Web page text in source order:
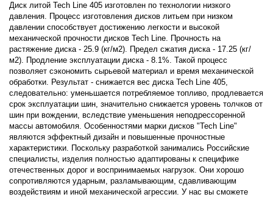
Диск литой Tech Line 405 изготовлен по технологии низкого
давления. Процесс изготовления дисков литьем при низком
давлении способствует достижению легкости и высокой
механической прочности дисков Tech Line. Прочность на
растяжение диска - 25.9 (кг/м2). Предел сжатия диска - 17.25 (кг/
м2). Продление эксплуатации диска - 8.1%. Такой процесс
позволяет сэкономить сырьевой материал и время механической
обработки. Результат - снижается вес диска Tech Line 405,
следовательно: уменьшается потребляемое топливо, продлевается
срок эксплуатации шин, значительно снижается уровень толчков от
шин при вождении, вследствие уменьшения неподрессоренной
массы автомобиля. Особенностями марки дисков "Tech Line"
являются эффектный дизайн и повышенные прочностные
характеристики. Поскольку разработкой занимались Российские
специалисты, изделия полностью адаптированы к специфике
отечественных дорог и воспринимаемых нагрузок. Они хорошо
сопротивляются ударным, разламывающим, сдавливающим
воздействиям и иной механической агрессии. У нас вы сможете